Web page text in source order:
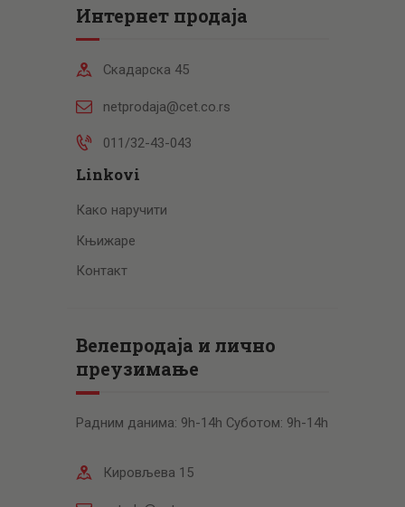
Интернет продаја
Скадарска 45
netprodaja@cet.co.rs
011/32-43-043
Linkovi
Како наручити
Књижаре
Контакт
Велепродаја и лично
преузимање
Радним данима: 9h-14h Суботом: 9h-14h
Кировљева 15